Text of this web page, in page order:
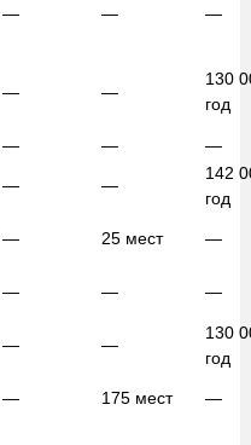
— — —
— —
130
год
— —
—
— —
142
год
— 25 мест —
— — —
— —
130
год
— 175 мест —